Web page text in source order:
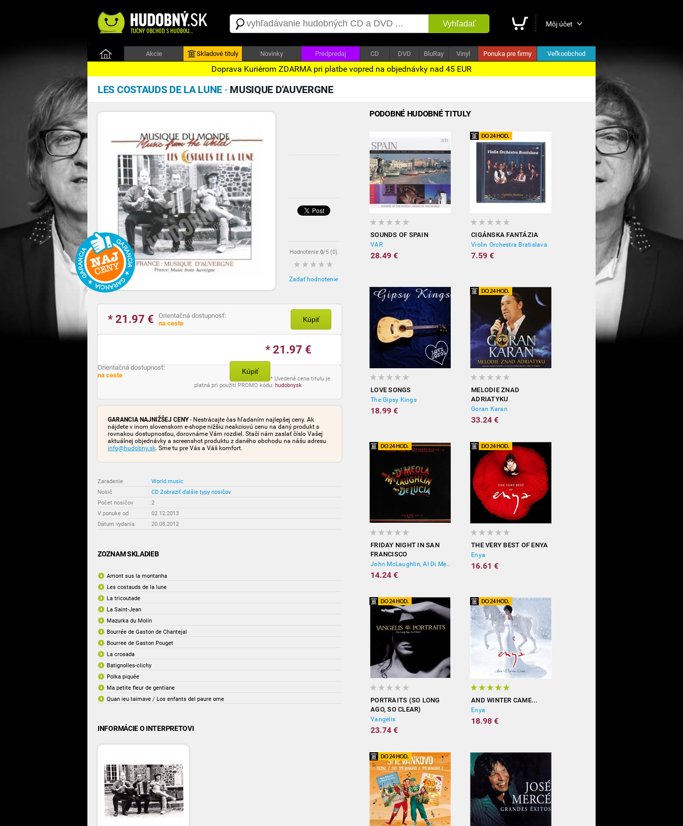
Vyhľadať Môj účet
Akcie Skladové tituly Novinky Predpredaj CD DVD BluRay Vinyl Ponuka pre firmy Veľkoobchod
Doprava Kuriérom ZDARMA pri platbe vopred na objednávky nad 45 EUR
LES COSTAUDS DE LA LUNE - MUSIQUE D'AUVERGNE
Hodnotenie 0/5 (0)
Zadať hodnotenie
* 21.97 €
Orientačná dostupnosť:
na ceste
Kúpiť
* 21.97 €
Orientačná dostupnosť:
na ceste
Kúpiť
* Uvedená cena titulu je
platná pri použití PROMO kódu: hudobnysk
GARANCIA NAJNIŽŠEJ CENY- Nestrácajte čas hľadaním najlepšej ceny. Ak
nájdete v inom slovenskom e-shope nižšiu neakciovú cenu na daný produkt s
rovnakou dostupnosťou, dorovnáme Vám rozdiel. Stačí nám zaslať číslo Vašej
aktuálnej objednávky a screenshot produktu z daného obchodu na nášu adresu
info@hudobny.sk. Sme tu pre Vás a Váš komfort.
Zaradenie : World music
Nosič
: CD Zobraziť ďalšie typy nosičov
Počet nosičov
: 2
V ponuke od
: 02.12.2013
Dátum vydania
: 20.08.2012
ZOZNAM SKLADIEB
Amont sus la montanha
Les costauds de la lune
La tricoutade
La Saint-Jean
Mazurka du Molin
Bourrée de Gaston de Chantejal
Bourree de Gaston Pouget
La crosada
Batignolles-clichy
Polka piquée
Ma petite fleur de gentiane
Quan ieu taimave / Los enfants del paure ome
INFORMÁCIE O INTERPRETOVI
PODOBNÉ HUDOBNÉ TITULY
SOUNDS OF SPAIN
VAR
28.49 €
CIGÁNSKA FANTÁZIA
Violin Orchestra Bratislava
7.59 €
LOVE SONGS
The Gipsy Kings
18.99 €
MELODIE ZNAD
ADRIATYKU
Goran Karan
33.24 €
FRIDAY NIGHT IN SAN
FRANCISCO
John McLaughlin, Al Di Meola, Paco De Lucía
14.24 €
THE VERY BEST OF ENYA
Enya
16.61 €
PORTRAITS (SO LONG
AGO, SO CLEAR)
Vangelis
23.74 €
AND WINTER CAME...
Enya
18.98 €